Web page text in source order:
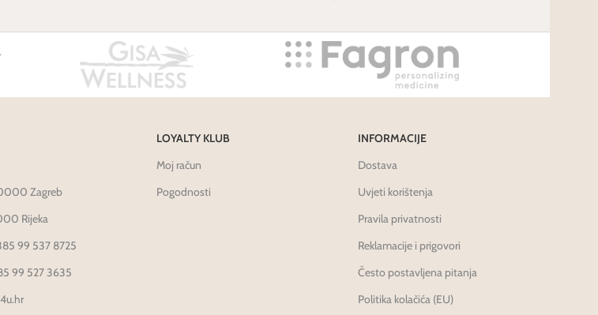
Zagreb
Rijeka
99 537 8725
99 527 3635
LOYALTY KLUB
Moj račun
Pogodnosti
INFORMACIJE
Dostava
Uvjeti korištenja
Pravila privatnosti
Reklamacije i prigovori
Često postavljena pitanja
Politika kolačića (EU)